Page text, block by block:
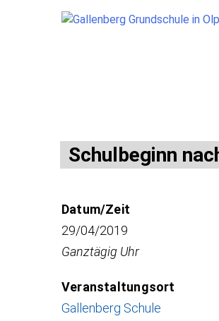
Schulbeginn
Datum/Zeit
29/04/2019
Ganztägig Uhr
Veranstaltungsort
Gallenberg Schule